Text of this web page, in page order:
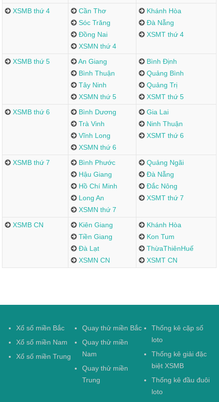
XSMB thứ 4
Cần Thơ
Sóc Trăng
Đồng Nai
XSMN thứ 4
Khánh Hòa
Đà Nẵng
XSMT thứ 4
XSMB thứ 5
An Giang
Bình Thuận
Tây Ninh
XSMN thứ 5
Bình Định
Quảng Bình
Quảng Trị
XSMT thứ 5
XSMB thứ 6
Bình Dương
Trà Vinh
Vĩnh Long
XSMN thứ 6
Gia Lai
Ninh Thuận
XSMT thứ 6
XSMB thứ 7
Bình Phước
Hậu Giang
Hồ Chí Minh
Long An
XSMN thứ 7
Quảng Ngãi
Đà Nẵng
Đắc Nông
XSMT thứ 7
XSMB CN
Kiên Giang
Tiền Giang
Đà Lạt
XSMN CN
Khánh Hòa
Kon Tum
ThừaThiênHuế
XSMT CN
Xổ số miền Bắc
Xổ số miền Nam
Xổ số miền Trung
Quay thử miền Bắc
Quay thử miền
Nam
Quay thử miền
Trung
Thống kê cặp số
loto
Thống kê giải đặc
biệt XSMB
Thống kê đầu đuôi
loto